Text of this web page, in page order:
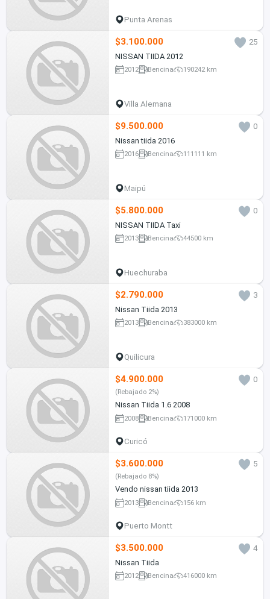
Punta Arenas
$3.100.000
25
NISSAN TIIDA 2012
2012 Bencina 190242 km
Villa Alemana
$9.500.000
0
Nissan tiida 2016
2016 Bencina 111111 km
Maipú
$5.800.000
0
NISSAN TIIDA Taxi
2013 Bencina 44500 km
Huechuraba
$2.790.000
3
Nissan Tiida 2013
2013 Bencina 383000 km
Quilicura
$4.900.000 0
(Rebajado 2%)
Nissan Tiida 1.6 2008
2008 Bencina 171000 km
Curicó
$3.600.000 5
(Rebajado 8%)
Vendo nissan tiida 2013
2013 Bencina 156 km
Puerto Montt
$3.500.000
4
Nissan Tiida
2012 Bencina 416000 km